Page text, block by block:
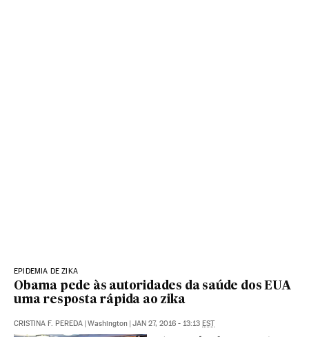
EPIDEMIA DE ZIKA
Obama pede às autoridades da saúde dos EUA
uma resposta rápida ao zika
CRISTINA F. PEREDA | Washington | JAN 27, 2016 - 13:13 EST